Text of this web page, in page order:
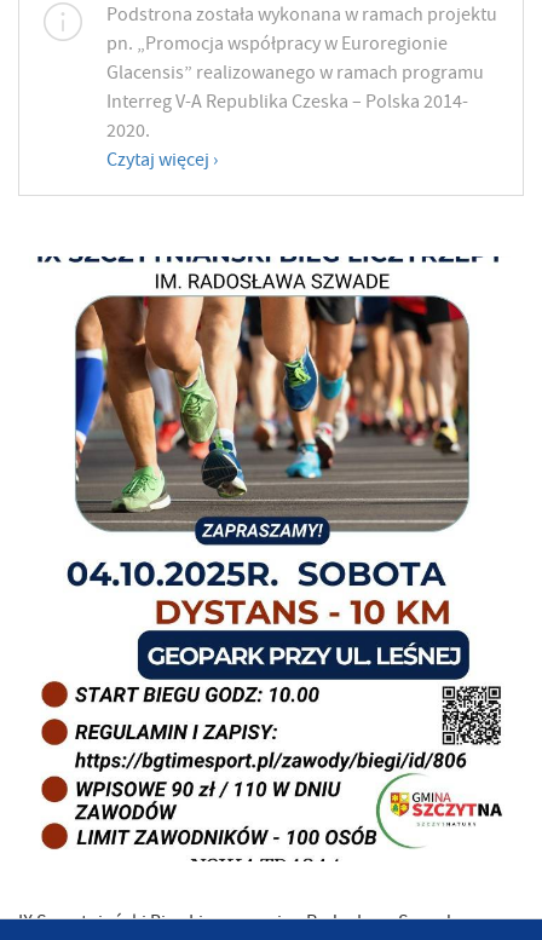
Podstrona została wykonana w ramach projektu
pn. „Promocja współpracy w Euroregionie
Glacensis” realizowanego w ramach programu
Interreg V-A Republika Czeska – Polska 2014-
2020.
Czytaj więcej ›
IX Szczytniański Bieg Liczyrzepy im. Radosława Szwede –